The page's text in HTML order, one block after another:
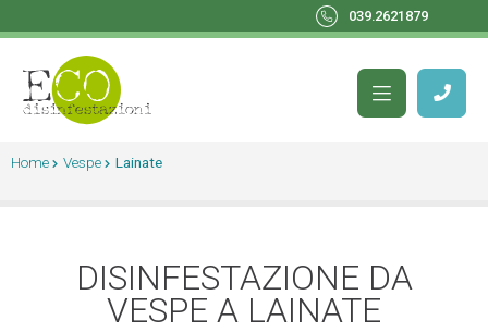
039.2621879
Home Vespe Lainate
DISINFESTAZIONE DA
VESPE A LAINATE